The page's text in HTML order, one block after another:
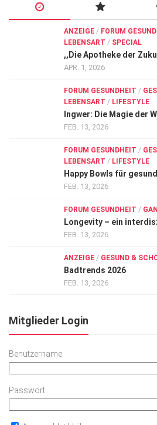
ANZEIGE / FORUM
LEBENSART / SPECIAL
,,Die Apotheke der
APR. 1, 2026
FORUM GESUNDHEIT /
LEBENSART / LIFESTYLE
Ingwer: Die Magie der
FEB. 13, 2026
FORUM GESUNDHEIT /
LEBENSART / LIFESTYLE
Happy Bowls für
FEB. 13, 2026
FORUM GESUNDHEIT /
Longevity – ein
FEB. 13, 2026
ANZEIGE / GESUND &
Badtrends 2026
FEB. 13, 2026
Mitglieder Login
Benutzername
Passwort